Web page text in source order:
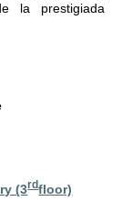
la prestigiada
(3rdfloor)